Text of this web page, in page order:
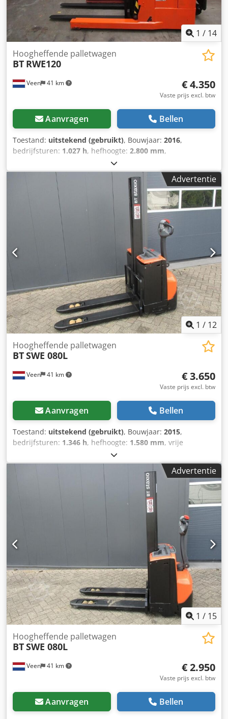
1 / 14
Veen 41 km
Hoogheffende palletwagen
BT RWE120
€ 4.350
Vaste prijs excl. btw
Aanvragen Bellen
Toestand: uitstekend (gebruikt), Bouwjaar: 2016,
bedrijfsturen: 1.027 h, hefhoogte: 2.800 mm,
, masttype:
1.150 mm, totale hoogte:1.960 mm, kleur:overig, GVW:
1.525 kg Hefcapaciteit: 1.200 kg Crsdpezqvc Tsfx Adhef
WEINIG UREN! NIEUWE BATTERIJCELLEN 24V 3PzS 270Ah,
220V hoogfrequent lader, Vorklengte 1150 mm, Ruimte
tussen vorken 660 mm, Stuurbekrachtiging, Opklapbaar
staplateau, Keurig onderhouden! In Nederland garantie
machine 3 maanden, in Nederland garantie batterij 1 jaar.
Advertentie
1 / 12
Veen 41 km
Hoogheffende palletwagen
BTSWE 080L
€ 3.650
Vaste prijs excl. btw
Aanvragen Bellen
Toestand: uitstekend (gebruikt), Bouwjaar: 2015,
bedrijfsturen: 1.346 h, hefhoogte: 1.580 mm, vrije
, brandstoftype:
vorklengte:1.150 mm, totale hoogte:1.860 mm, kleur:
, GVW: 760 kg Hefcapaciteit: 2.000 kg Cjdezqpbpjpfx
Adhsrf NIEUWE BATTERIJCELLEN 24V 2PzB 180Ah,
Ingebouwde 220V lader, Doppelstock, Initiaalheffing,
Hefvermogen onderste vorken 2000 kg, Hefvermogen
mastvorken 800 kg, Vorkmaat 1150 x 570 mm, Tandem
vorkwielen, In Nederland garantie machine 3 maanden, in
Nederland garantie batterij 1 jaar.
Advertentie
1 / 15
Veen 41 km
Hoogheffende palletwagen
BTSWE 080L
€ 2.950
Vaste prijs excl. btw
Aanvragen Bellen